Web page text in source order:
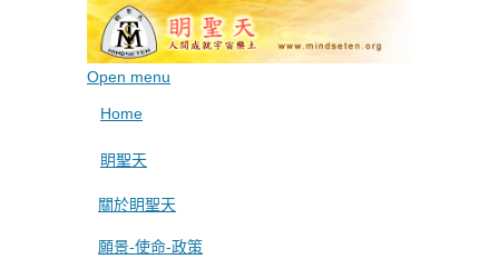
Open menu
Home
眀聖天
關於眀聖天
願景-使命-政策